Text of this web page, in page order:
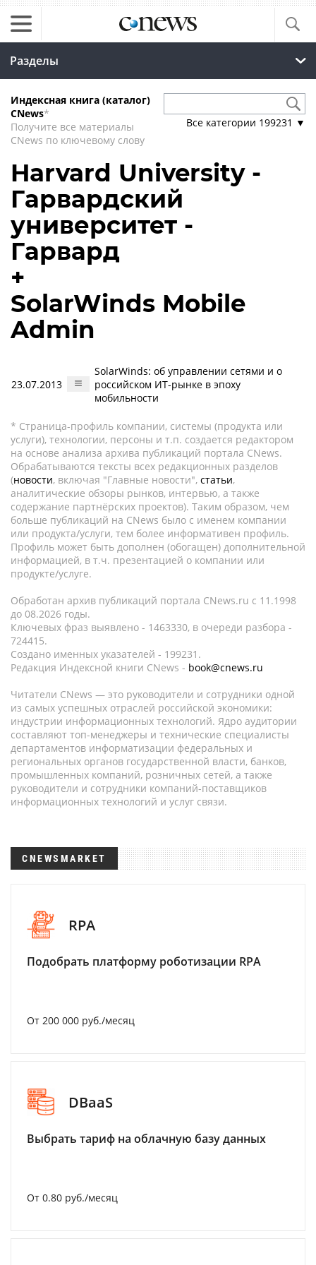
Разделы
Индексная книга (каталог)
CNews*
Получите все материалы
CNews по ключевому слову
Все категории 199231 ▼
Harvard University -
Гарвардский
университет -
Гарвард
+
SolarWinds Mobile
Admin
23.07.2013
SolarWinds: об управлении сетями и о
российском ИТ-рынке в эпоху
мобильности
* Страница-профиль компании, системы (продукта или
услуги), технологии, персоны и т.п. создается редактором
на основе анализа архива публикаций портала CNews.
Обрабатываются тексты всех редакционных разделов
(новости, включая "Главные новости", статьи,
аналитические обзоры рынков, интервью, а также
содержание партнёрских проектов). Таким образом, чем
больше публикаций на CNews было с именем компании
или продукта/услуги, тем более информативен профиль.
Профиль может быть дополнен (обогащен) дополнительной
информацией, в т.ч. презентацией о компании или
продукте/услуге.
Обработан архив публикаций портала CNews.ru c 11.1998
до 08.2026 годы.
Ключевых фраз выявлено - 1463330, в очереди разбора -
724415.
Создано именных указателей - 199231.
Редакция Индексной книги CNews - book@cnews.ru
Читатели CNews — это руководители и сотрудники одной
из самых успешных отраслей российской экономики:
индустрии информационных технологий. Ядро аудитории
составляют топ-менеджеры и технические специалисты
департаментов информатизации федеральных и
региональных органов государственной власти, банков,
промышленных компаний, розничных сетей, а также
руководители и сотрудники компаний-поставщиков
информационных технологий и услуг связи.
CNEWSMARKET
RPA
Подобрать платформу роботизации RPA
От 200 000 руб./месяц
DBaaS
Выбрать тариф на облачную базу данных
От 0.80 руб./месяц